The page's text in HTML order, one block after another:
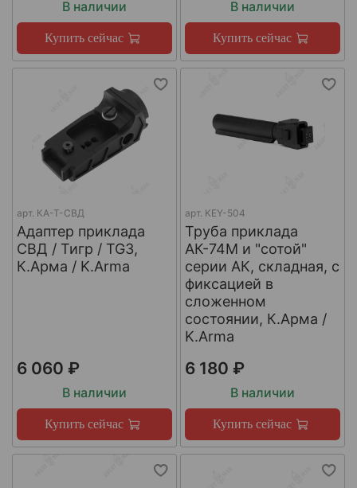
В наличии
Купить сейчас
В наличии
Купить сейчас
арт. КА-Т-СВД
Адаптер приклада
СВД / Тигр / TG3,
К.Арма / K.Arma
6 060 ₽
В наличии
Купить сейчас
арт. KEY-504
Труба приклада
АК-74М и "сотой"
серии АК, складная, с
фиксацией в
сложенном
состоянии, К.Арма /
K.Arma
6 180 ₽
В наличии
Купить сейчас